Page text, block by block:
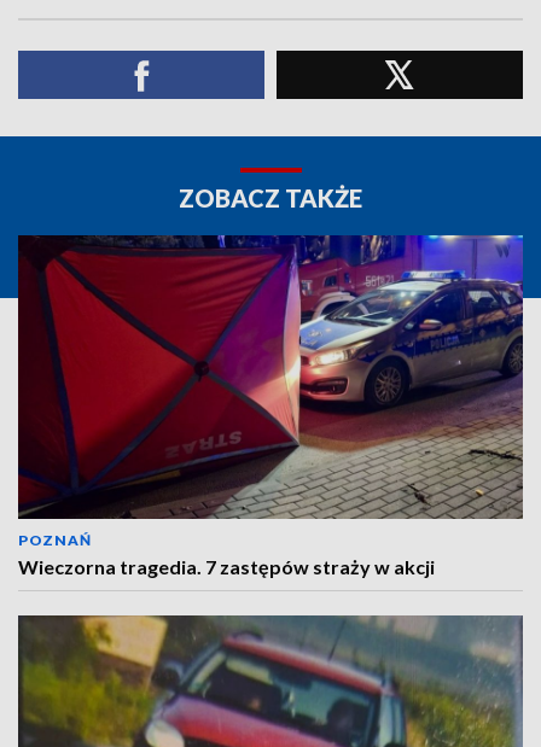
ZOBACZ TAKŻE
POZNAŃ
Wieczorna tragedia. 7 zastępów straży w akcji